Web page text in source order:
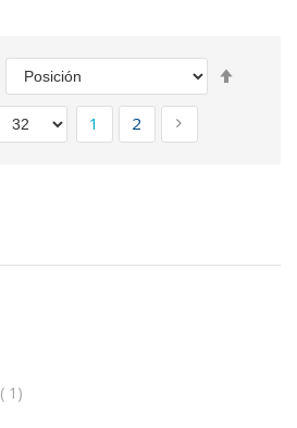
Página
Actualmente estás
1 Página
2 Página
Siguiente
1 artículo